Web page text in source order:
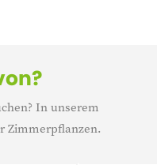
In unserem
Zimmerpflanzen.